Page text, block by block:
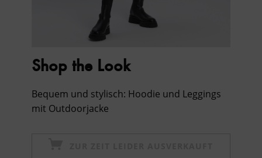
Shop the Look
Bequem und stylisch: Hoodie und Leggings
mit Outdoorjacke